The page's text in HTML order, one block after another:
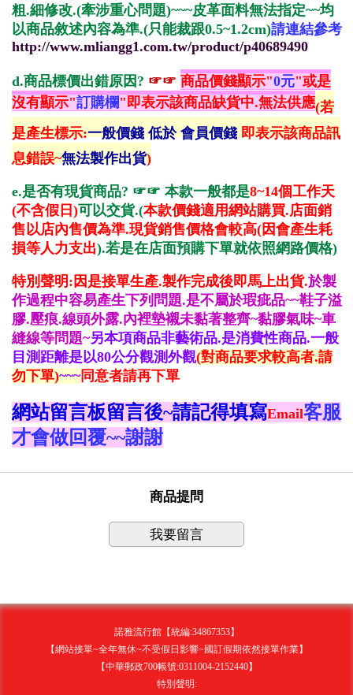
粗.細修改.(牽涉重心問題)~~~皮革面料無法指定~~均
以商品敘述內容為準.(只能裁跟0.5~1.2cm)請連結參考
http://www.mliangg1.com.tw/product/p40689490
d.商品標價出錯原因? ☞☞ 商品價錢顯示"0元"或是
沒有顯示"訂購欄"即表示該商品缺貨中.無法供應(若
是產生標示:一般價錢 低於 會員價錢即表示該商品訊
息錯誤~無法製作出貨)
e.是否有現貨商品? ☞☞ 本款一般都是8~14個工作天
(不含假日)可以交貨.(本款價錢適用網站購買.店面銷
售以店內售價為準.現貨銷售價格會較高(因會產生耗
損等人力支出).若是在店面預購下單就依照網路價格)
特別聲明:因是接單生產.製作完成後即馬上出貨.於製
作過程中容易產生下列問題.是不屬於瑕疵品~~鞋子溢
膠.壓痕.線頭外露.內裡墊襯未黏著整齊~黏膠氣味~車
縫線等問題~另本項商品非藝術品.是消費性商品.一般
目測距離是以80公分觀測外觀(對商品要求較高者.請
勿下單)~~~同意者請再下單
網站留言板留言後~請記得填寫Email客服
才會做回覆~~謝謝
商品提問
我要留言
諾雅流行館【統編:34867353】
【網站接單~全年無休~不受假日影響~國訂假期依然接單作業】
【中華郵政700帳號:0311004-2152440】
特別聲明: